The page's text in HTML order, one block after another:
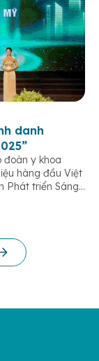
danh
đoàn y khoa
hàng đầu Việt
Phát triển Sáng